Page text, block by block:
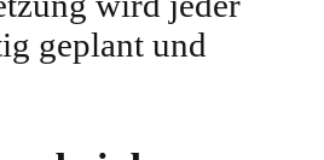
geplant und